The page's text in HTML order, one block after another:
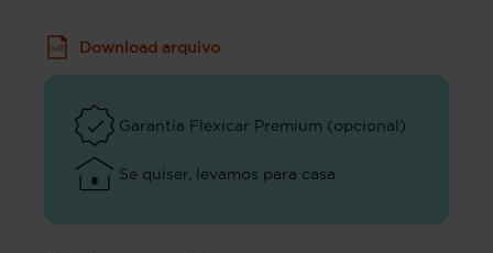
Download arquivo
Garantia Flexicar Premium (opcional)
Se quiser, levamos para casa